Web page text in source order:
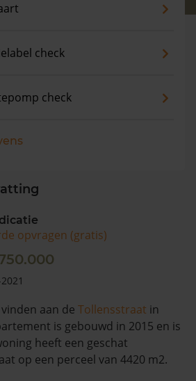
check
check
opvragen (gratis)
aan de Tollensstraat in
is gebouwd in 2015 en is
heeft een geschat
op een perceel van 4420 m2.